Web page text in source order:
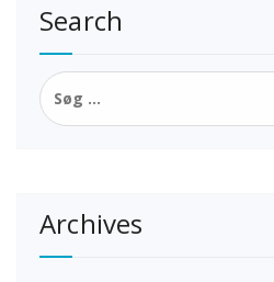
Search
Søg
efter:
Archives